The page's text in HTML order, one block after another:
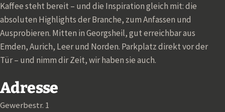
Kaffee steht bereit – und die Inspiration gleich mit: die
absoluten Highlights der Branche, zum Anfassen und
Ausprobieren. Mitten in Georgsheil, gut erreichbar aus
Emden, Aurich, Leer und Norden. Parkplatz direkt vor der
Tür – und nimm dir Zeit, wir haben sie auch.
Adresse
Gewerbestr. 1